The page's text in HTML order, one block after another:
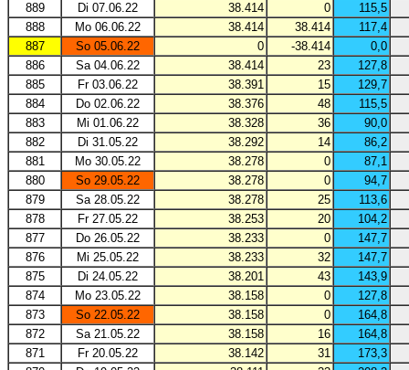
889
Di 07.06.22 38.414 0
115,5
888
Mo 06.06.22 38.414 38.414
117,4
887
So 05.06.22 0 -38.414
0,0
886
Sa 04.06.22 38.414 23
127,8
885
Fr 03.06.22 38.391 15
129,7
884
Do 02.06.22 38.376 48
115,5
883
Mi 01.06.22 38.328 36
90,0
882
Di 31.05.22 38.292 14
86,2
881
Mo 30.05.22 38.278 0
87,1
880
So 29.05.22 38.278 0
94,7
879
Sa 28.05.22 38.278 25
113,6
878
Fr 27.05.22 38.253 20
104,2
877
Do 26.05.22 38.233 0
147,7
876
Mi 25.05.22 38.233 32
147,7
875
Di 24.05.22 38.201 43
143,9
874
Mo 23.05.22 38.158 0
127,8
873
So 22.05.22 38.158 0
164,8
872
Sa 21.05.22 38.158 16
164,8
871
Fr 20.05.22 38.142 31
173,3